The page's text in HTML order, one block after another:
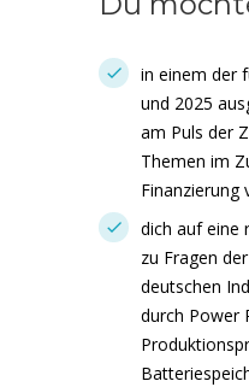
in einem der
und 2025
am Puls der
Themen im
Finanzierung
dich auf eine
zu Fragen
deutschen
durch Power